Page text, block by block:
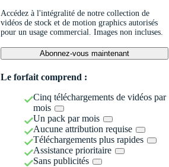
Accédez à l'intégralité de notre collection de
vidéos de stock et de motion graphics autorisés
pour un usage commercial. Images non incluses.
Abonnez-vous maintenant
Le forfait comprend :
Cinq téléchargements de vidéos par
mois
Un pack par mois
Aucune attribution requise
Téléchargements plus rapides
Assistance prioritaire
Sans publicités